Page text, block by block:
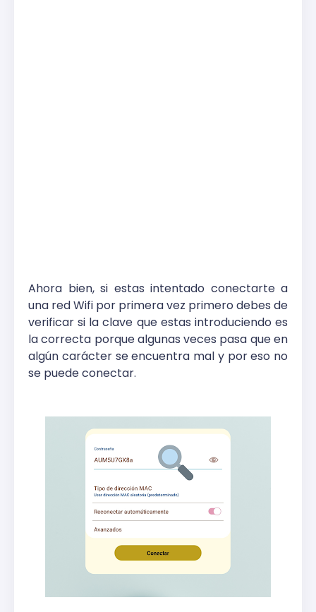
Ahora bien, si estas intentado conectarte a
una red Wifi por primera vez primero debes de
verificar si la clave que estas introduciendo es
la correcta porque algunas veces pasa que en
algún carácter se encuentra mal y por eso no
se puede conectar.